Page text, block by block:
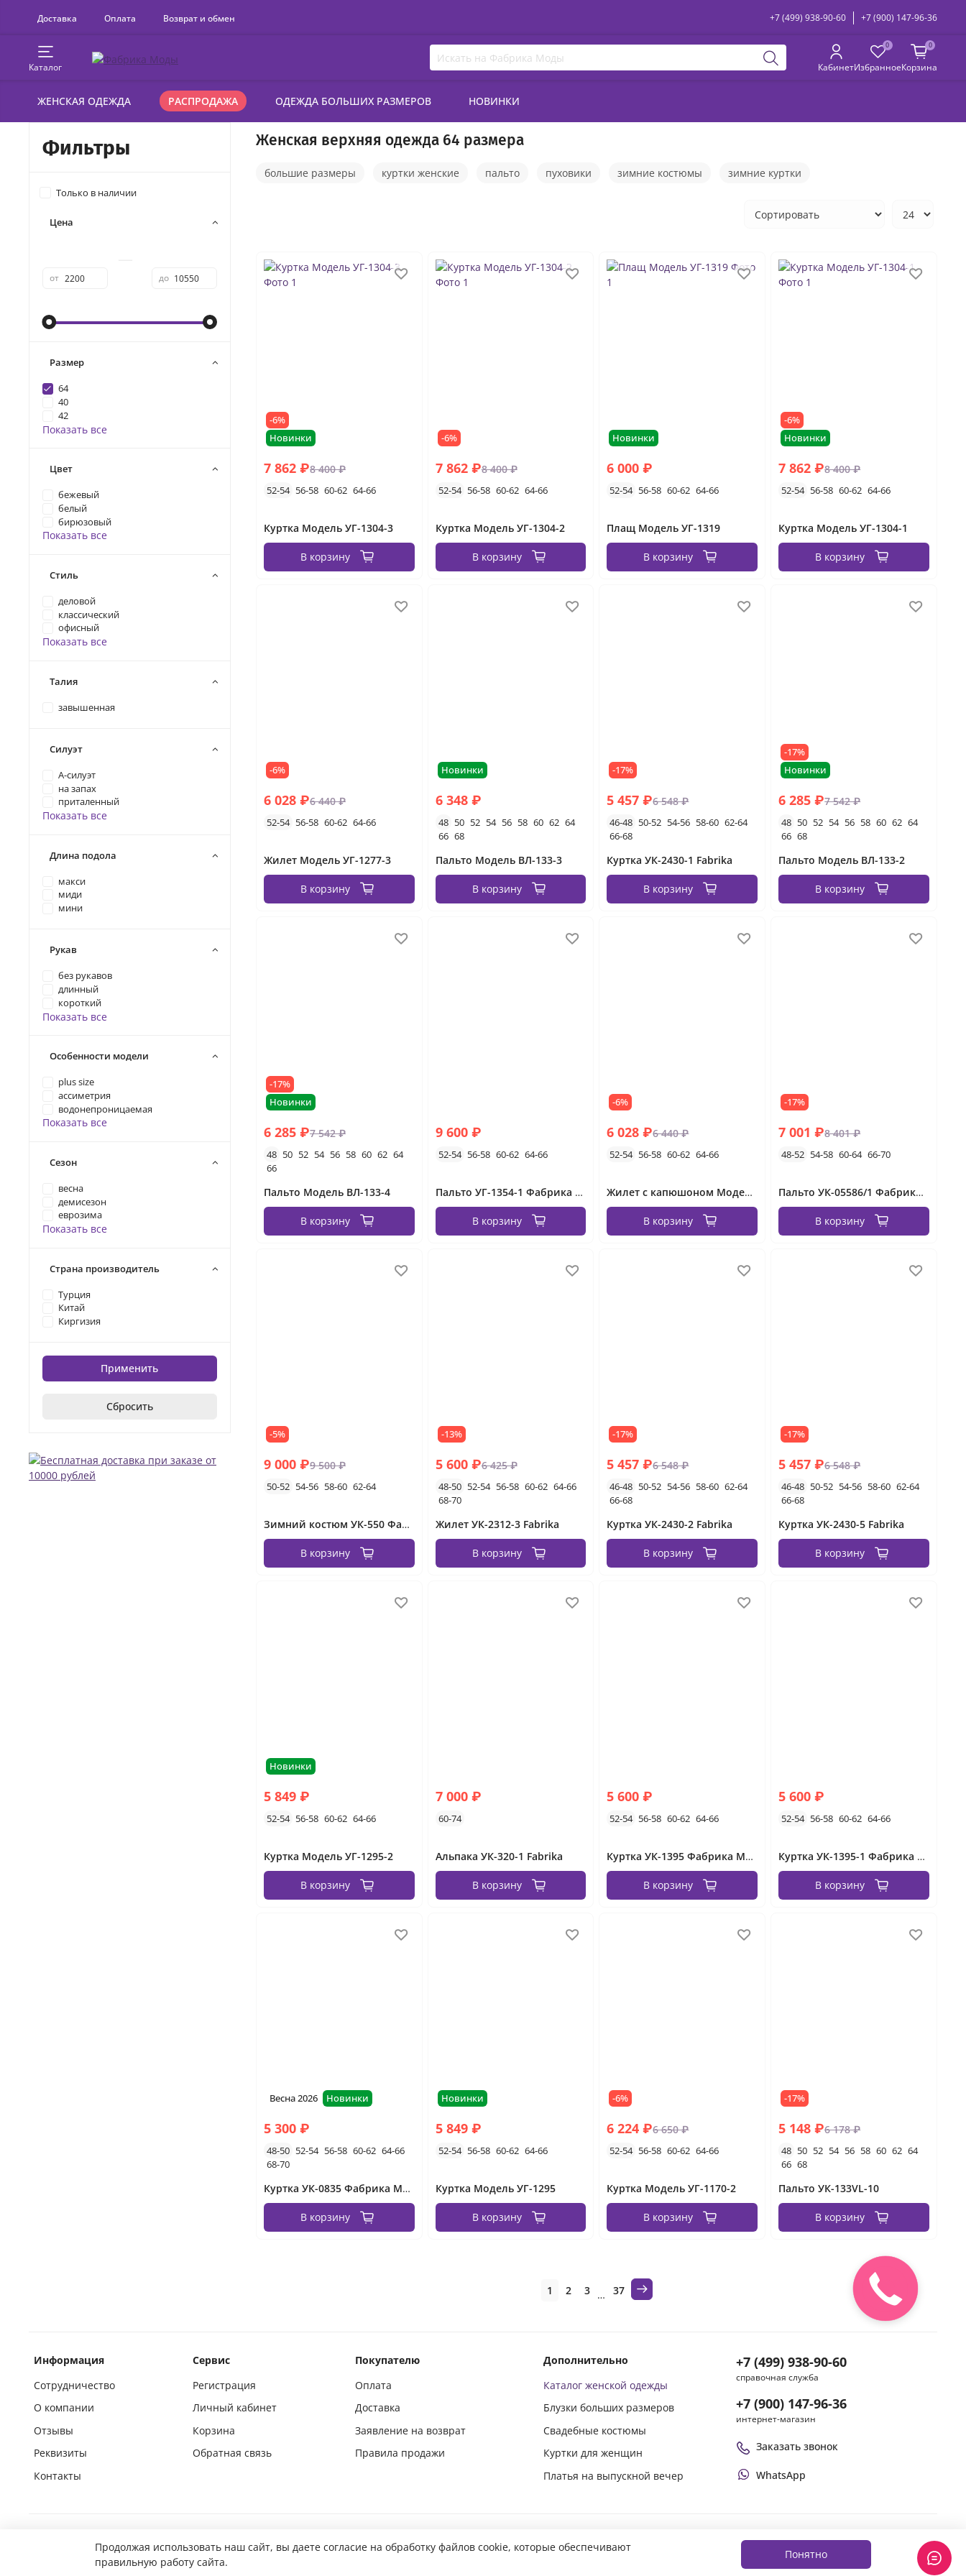
Доставка Оплата Возврат и обмен +7 (499) 938-90-60 +7 (900) 147-96-36
Каталог Кабинет
0
Избранное
0
Корзина
ЖЕНСКАЯ ОДЕЖДА РАСПРОДАЖА ОДЕЖДА БОЛЬШИХ РАЗМЕРОВ НОВИНКИ
Женская верхняя одежда 64 размера
большие размеры куртки женские пальто пуховики зимние костюмы зимние куртки
Новинки
-6%
7 862 ₽8 400 ₽
52-54 56-58 60-62 64-66
Куртка Модель УГ-1304-3
В корзину
-6%
7 862 ₽8 400 ₽
52-54 56-58 60-62 64-66
Куртка Модель УГ-1304-2
В корзину
Новинки
6 000 ₽
52-54 56-58 60-62 64-66
Плащ Модель УГ-1319
В корзину
Новинки
-6%
7 862 ₽8 400 ₽
52-54 56-58 60-62 64-66
Куртка Модель УГ-1304-1
В корзину
-6%
6 028 ₽6 440 ₽
52-54 56-58 60-62 64-66
Жилет Модель УГ-1277-3
В корзину
Новинки
6 348 ₽
48 50 52 54 56 58 60 62 64
66 68
Пальто Модель ВЛ-133-3
В корзину
-17%
5 457 ₽6 548 ₽
46-48 50-52 54-56 58-60 62-64
66-68
Куртка УК-2430-1 Fabrika
В корзину
Новинки
-17%
6 285 ₽7 542 ₽
48 50 52 54 56 58 60 62 64
66 68
Пальто Модель ВЛ-133-2
В корзину
Новинки
-17%
6 285 ₽7 542 ₽
48 50 52 54 56 58 60 62 64
66
Пальто Модель ВЛ-133-4
В корзину
9 600 ₽
52-54 56-58 60-62 64-66
Пальто УГ-1354-1 Фабрика Моды
В корзину
-6%
6 028 ₽6 440 ₽
52-54 56-58 60-62 64-66
Жилет с капюшоном Модель УГ-1277
В корзину
-17%
7 001 ₽8 401 ₽
48-52 54-58 60-64 66-70
Пальто УК-05586/1 Фабрика Моды
В корзину
-5%
9 000 ₽9 500 ₽
50-52 54-56 58-60 62-64
Зимний костюм УК-550 Фабрика Моды
В корзину
-13%
5 600 ₽6 425 ₽
48-50 52-54 56-58 60-62 64-66
68-70
Жилет УК-2312-3 Fabrika
В корзину
-17%
5 457 ₽6 548 ₽
46-48 50-52 54-56 58-60 62-64
66-68
Куртка УК-2430-2 Fabrika
В корзину
-17%
5 457 ₽6 548 ₽
46-48 50-52 54-56 58-60 62-64
66-68
Куртка УК-2430-5 Fabrika
В корзину
Новинки
5 849 ₽
52-54 56-58 60-62 64-66
Куртка Модель УГ-1295-2
В корзину
7 000 ₽
60-74
Альпака УК-320-1 Fabrika
В корзину
5 600 ₽
52-54 56-58 60-62 64-66
Куртка УК-1395 Фабрика Моды
В корзину
5 600 ₽
52-54 56-58 60-62 64-66
Куртка УК-1395-1 Фабрика Моды
В корзину
Весна 2026 Новинки
5 300 ₽
48-50 52-54 56-58 60-62 64-66
68-70
Куртка УК-0835 Фабрика Моды
В корзину
Новинки
5 849 ₽
52-54 56-58 60-62 64-66
Куртка Модель УГ-1295
В корзину
-6%
6 224 ₽6 650 ₽
52-54 56-58 60-62 64-66
Куртка Модель УГ-1170-2
В корзину
-17%
5 148 ₽6 178 ₽
48 50 52 54 56 58 60 62 64
66 68
Пальто УК-133VL-10
В корзину
1 2 3 … 37
Фильтры
Только в наличии
Цена
от до
Размер
64
40
42
Показать все
Цвет
бежевый
белый
бирюзовый
Показать все
Стиль
деловой
классический
офисный
Показать все
Талия
завышенная
Силуэт
А-силуэт
на запах
приталенный
Показать все
Длина подола
макси
миди
мини
Рукав
без рукавов
длинный
короткий
Показать все
Особенности модели
plus size
ассиметрия
водонепроницаемая
Показать все
Сезон
весна
демисезон
еврозима
Показать все
Страна производитель
Турция
Китай
Киргизия
Применить
Сбросить
Информация
Сотрудничество
О компании
Отзывы
Реквизиты
Контакты
Сервис
Регистрация
Личный кабинет
Корзина
Обратная связь
Покупателю
Оплата
Доставка
Заявление на возврат
Правила продажи
Дополнительно
Каталог женской одежды
Блузки больших размеров
Свадебные костюмы
Куртки для женщин
Платья на выпускной вечер
+7 (499) 938-90-60
справочная служба
+7 (900) 147-96-36
интернет-магазин
Заказать звонок
WhatsApp
Подпишись и следи за новинками в социальных сетях Оплачивай покупки удобным способом
Продолжая использовать наш сайт, вы даете согласие на обработку файлов cookie, которые обеспечивают
правильную работу сайта.
Понятно